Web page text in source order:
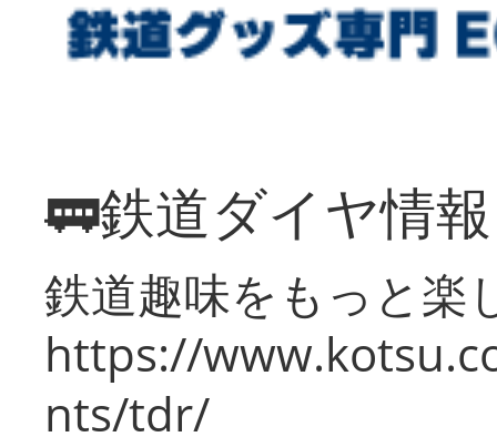
🚃鉄道ダイヤ情
鉄道趣味をもっと楽
https://
nts/tdr/